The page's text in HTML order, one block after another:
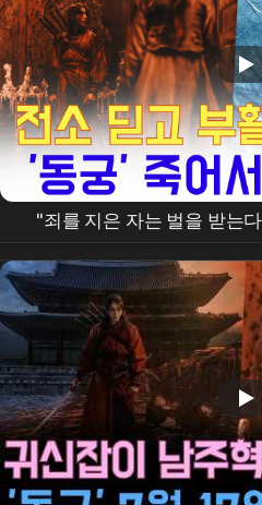
"죄를 지은 자는 벌을 받는
궁 ', 전소 위기 이겨